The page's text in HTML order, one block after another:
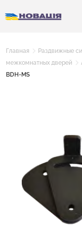
Главная Раздвижные
межкомнатных дверей
BDH-MS